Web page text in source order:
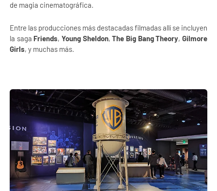
de magia cinematográfica.
Entre las producciones más destacadas filmadas allí se incluyen
la saga Friends,Young Sheldon,The Big Bang Theory,Gilmore
Girls, y muchas más.